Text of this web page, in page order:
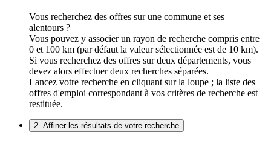
Vous recherchez des offres sur une commune et ses
alentours ?
Vous pouvez y associer un rayon de recherche compris entre
0 et 100 km (par défaut la valeur sélectionnée est de 10 km).
Si vous recherchez des offres sur deux départements, vous
devez alors effectuer deux recherches séparées.
Lancez votre recherche en cliquant sur la loupe ; la liste des
offres d'emploi correspondant à vos critères de recherche est
restituée.
2. Affiner les résultats de votre recherche